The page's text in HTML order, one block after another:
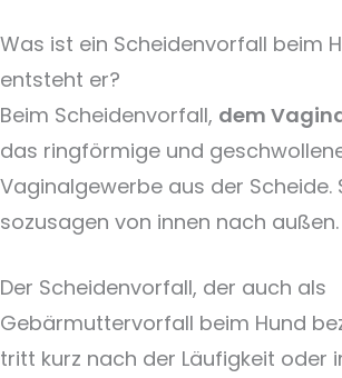
Was ist ein Scheidenvorfall beim
entsteht er?
Beim Scheidenvorfall, dem
das ringförmige und
Vaginalgewerbe aus der Scheide.
sozusagen von innen nach außen.
Der Scheidenvorfall, der auch als
Gebärmuttervorfall beim Hund
tritt kurz nach der Läufigkeit oder